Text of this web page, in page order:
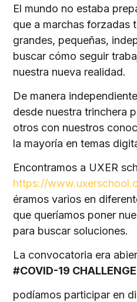
El mundo no estaba
que a marchas forzadas
grandes, pequeñas,
buscar cómo seguir
nuestra nueva realidad.
De manera
desde nuestra trinchera
otros con nuestros
la mayoría en temas
Encontramos a UXER
https://
éramos varios en
que queríamos poner
para buscar soluciones.
La convocatoria era
#COVID-19 CHALLENGE
podíamos participar en